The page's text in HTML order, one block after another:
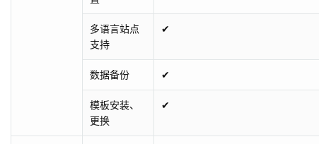
多语言站点
支持
✔
数据备份 ✔
模板安装、
更换
✔